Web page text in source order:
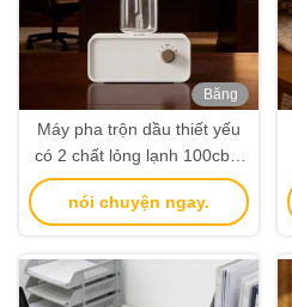
Băng
Máy pha trộn dầu thiết yếu
có 2 chất lỏng lạnh 100cbm
với pin lithium sạc lại
nói chuyện ngay.